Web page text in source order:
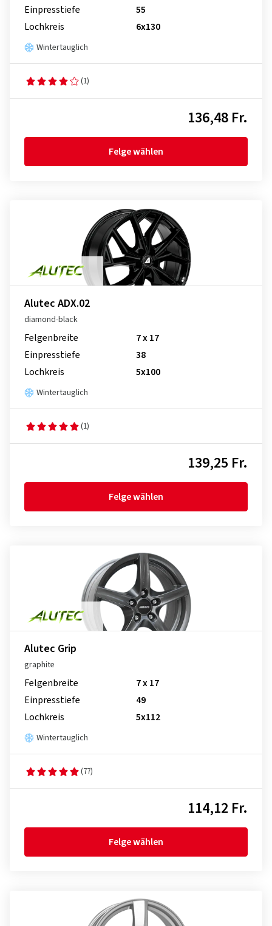
Einpresstiefe
55
Lochkreis
6x130
Wintertauglich
(1)
136,48 Fr.
Felge wählen
Alutec ADX.02
diamond-black
Felgenbreite
7 x 17
Einpresstiefe
38
Lochkreis
5x100
Wintertauglich
(1)
139,25 Fr.
Felge wählen
Alutec Grip
graphite
Felgenbreite
7 x 17
Einpresstiefe
49
Lochkreis
5x112
Wintertauglich
(77)
114,12 Fr.
Felge wählen